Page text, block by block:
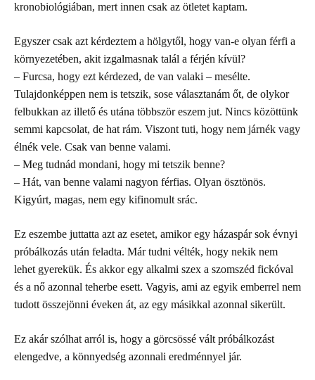
kronobiológiában, mert innen csak az ötletet kaptam.
Egyszer csak azt kérdeztem a hölgytől, hogy van-e olyan férfi a
környezetében, akit izgalmasnak talál a férjén kívül?
– Furcsa, hogy ezt kérdezed, de van valaki – mesélte.
Tulajdonképpen nem is tetszik, sose választanám őt, de olykor
felbukkan az illető és utána többször eszem jut. Nincs közöttünk
semmi kapcsolat, de hat rám. Viszont tuti, hogy nem járnék vagy
élnék vele. Csak van benne valami.
– Meg tudnád mondani, hogy mi tetszik benne?
– Hát, van benne valami nagyon férfias. Olyan ösztönös.
Kigyúrt, magas, nem egy kifinomult srác.
Ez eszembe juttatta azt az esetet, amikor egy házaspár sok évnyi
próbálkozás után feladta. Már tudni vélték, hogy nekik nem
lehet gyerekük. És akkor egy alkalmi szex a szomszéd fickóval
és a nő azonnal teherbe esett. Vagyis, ami az egyik emberrel nem
tudott összejönni éveken át, az egy másikkal azonnal sikerült.
Ez akár szólhat arról is, hogy a görcsössé vált próbálkozást
elengedve, a könnyedség azonnali eredménnyel jár.